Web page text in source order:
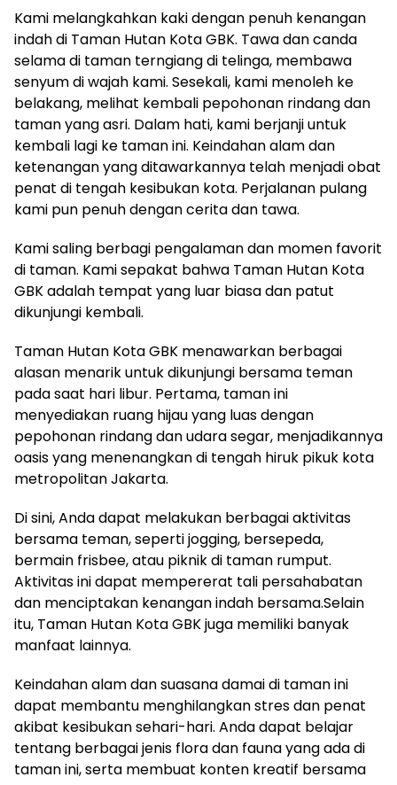
Kami melangkahkan kaki dengan penuh kenangan
indah di Taman Hutan Kota GBK. Tawa dan canda
selama di taman terngiang di telinga, membawa
senyum di wajah kami. Sesekali, kami menoleh ke
belakang, melihat kembali pepohonan rindang dan
taman yang asri. Dalam hati, kami berjanji untuk
kembali lagi ke taman ini. Keindahan alam dan
ketenangan yang ditawarkannya telah menjadi obat
penat di tengah kesibukan kota. Perjalanan pulang
kami pun penuh dengan cerita dan tawa.
Kami saling berbagi pengalaman dan momen favorit
di taman. Kami sepakat bahwa Taman Hutan Kota
GBK adalah tempat yang luar biasa dan patut
dikunjungi kembali.
Taman Hutan Kota GBK menawarkan berbagai
alasan menarik untuk dikunjungi bersama teman
pada saat hari libur. Pertama, taman ini
menyediakan ruang hijau yang luas dengan
pepohonan rindang dan udara segar, menjadikannya
oasis yang menenangkan di tengah hiruk pikuk kota
metropolitan Jakarta.
Di sini, Anda dapat melakukan berbagai aktivitas
bersama teman, seperti jogging, bersepeda,
bermain frisbee, atau piknik di taman rumput.
Aktivitas ini dapat mempererat tali persahabatan
dan menciptakan kenangan indah bersama.Selain
itu, Taman Hutan Kota GBK juga memiliki banyak
manfaat lainnya.
Keindahan alam dan suasana damai di taman ini
dapat membantu menghilangkan stres dan penat
akibat kesibukan sehari-hari. Anda dapat belajar
tentang berbagai jenis flora dan fauna yang ada di
taman ini, serta membuat konten kreatif bersama